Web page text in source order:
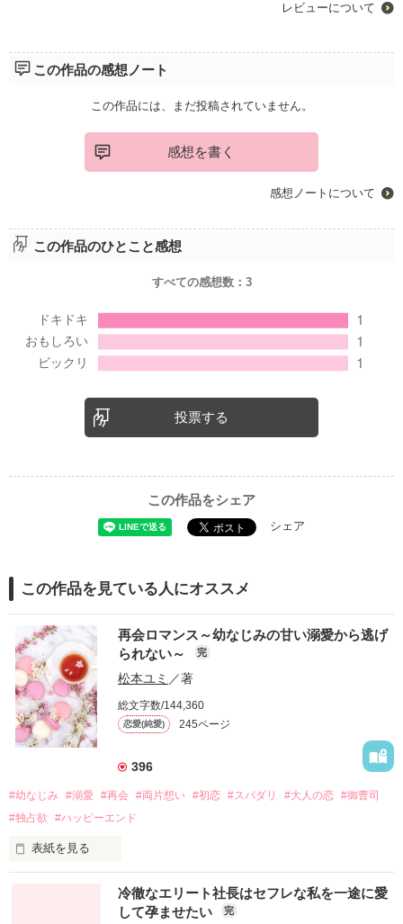
レビューについて
この作品の感想ノート
この作品には、まだ投稿されていません。
感想を書く
感想ノートについて
この作品のひとこと感想
すべての感想数： 3
投票する
この作品をシェア
シェア
この作品を見ている人にオススメ
再会ロマンス～幼なじみの甘い溺愛から逃げ
られない～
完
松本ユミ ／著
総文字数/144,360
恋愛(純愛) 245ページ
396
#幼なじみ #溺愛 #再会 #両片想い #初恋 #スパダリ #大人の恋 #御曹司
#独占欲
#ハッピーエンド
表紙を見る
冷徹なエリート社長はセフレな私を一途に愛
して孕ませたい
完